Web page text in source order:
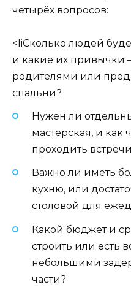
четырёх вопросов:
<liСколько людей
и какие их привычки
родителями или
спальни?
Нужен ли
мастерская, и как
проходить
Важно ли иметь
кухню, или
столовой для
Какой бюджет и
строить или есть
небольшими
части?